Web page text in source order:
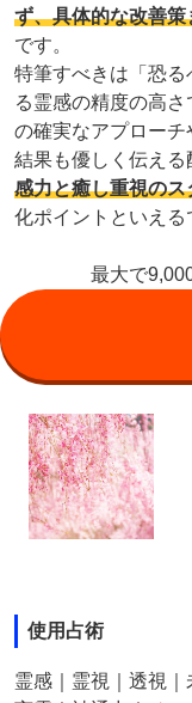
ず、具体的な改善
です。
特筆すべきは「恐
る霊感の精度の高
の確実なアプロー
結果も優しく伝え
感力と癒し重視のス
化ポイントといえる
最大で
使用占術
霊感｜霊視｜透視｜